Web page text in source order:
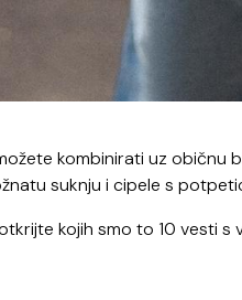
kombinirati uz običnu
suknju i cipele s
kojih smo to 10 vesti s